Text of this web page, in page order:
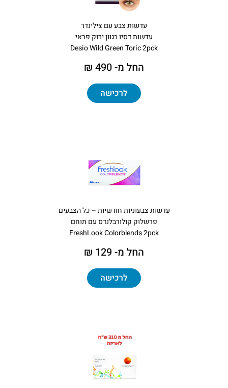
עדשות צבע עם צילינדר
עדשות דסיו בגוון ירוק פראי
Desio Wild Green Toric 2pck
החל מ- 490 ₪
לרכישה
עדשות צבעוניות חודשיות – כל הצבעים
פרשלוק קולורבלנדס עם תוחם
FreshLook Colorblends 2pck
החל מ- 129 ₪
לרכישה